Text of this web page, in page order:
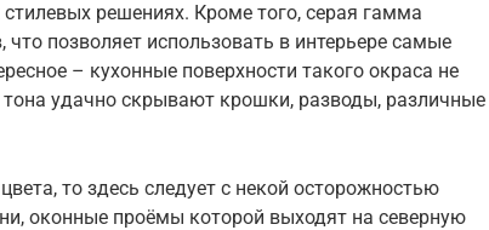
решениях. Кроме того, серая гамма
позволяет использовать в интерьере самые
– кухонные поверхности такого окраса не
удачно скрывают крошки, разводы, различные
то здесь следует с некой осторожностью
оконные проёмы которой выходят на северную